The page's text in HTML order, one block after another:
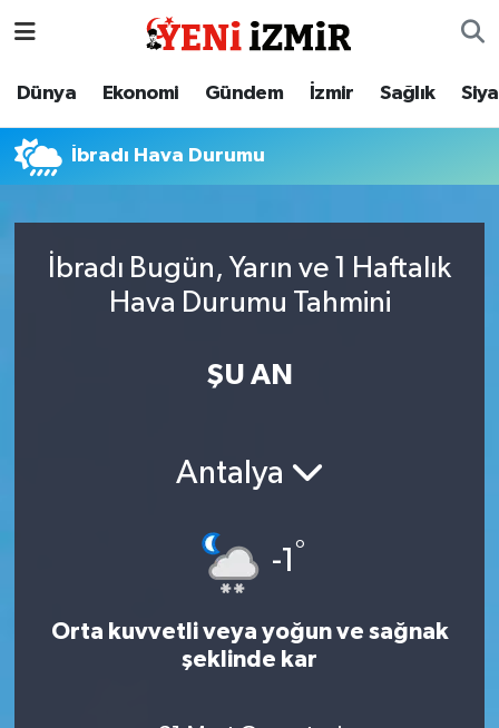
Dünya Ekonomi Gündem İzmir Sağlık
İbradı Hava Durumu
İbradı Bugün, Yarın ve 1 Haftalık
Hava Durumu Tahmini
ŞU AN
Antalya
-1 °
Orta kuvvetli veya yoğun ve sağnak
şeklinde kar
Dünya
Ekonomi
İzmir
Sağlık
Resmi İlanlar
Tatil ve Seyahat
İzmir Nöbetçi Eczaneler
İzmir Hava Durumu
İzmir Trafik Yoğunluk Haritası
Süper Lig Puan Durumu ve Fikstür